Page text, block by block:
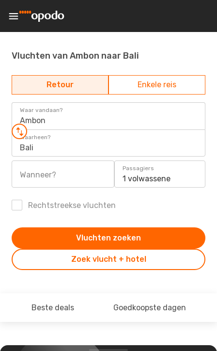
Vluchten van Ambon naar Bali
Retour Enkele reis
Waar vandaan?
Ambon
Waarheen?
Bali
Wanneer?
Passagiers
1 volwassene
Rechtstreekse vluchten
Zoek vlucht + hotel
Vluchten zoeken
Beste deals Goedkoopste dagen